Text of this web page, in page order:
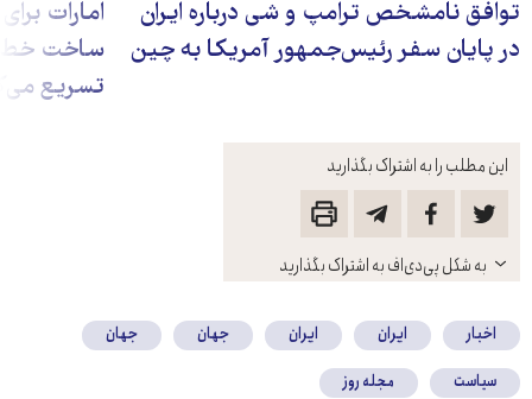
این مطلب را به اشتراک بگذارید
باز
کنید
به شکل پی‌دی‌اف به اشتراک بگذارید
توافق نامشخص ترامپ و شی درباره ایران
در پایان سفر رئیس‌جمهور آمریکا به چین
امارات
ساخت خط
تسریع
اخبار ایران ایران جهان
جهان
سیاست
مجله روز